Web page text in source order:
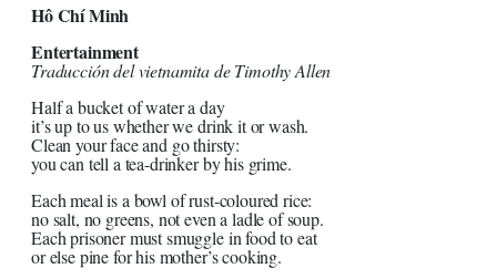
Hô Chí Minh
Entertainment
Traducción del vietnamita de Timothy Allen
Half a bucket of water a day
it’s up to us whether we drink it or wash.
Clean your face and go thirsty:
you can tell a tea-drinker by his grime.
Each meal is a bowl of rust-coloured rice:
no salt, no greens, not even a ladle of soup.
Each prisoner must smuggle in food to eat
or else pine for his mother’s cooking.